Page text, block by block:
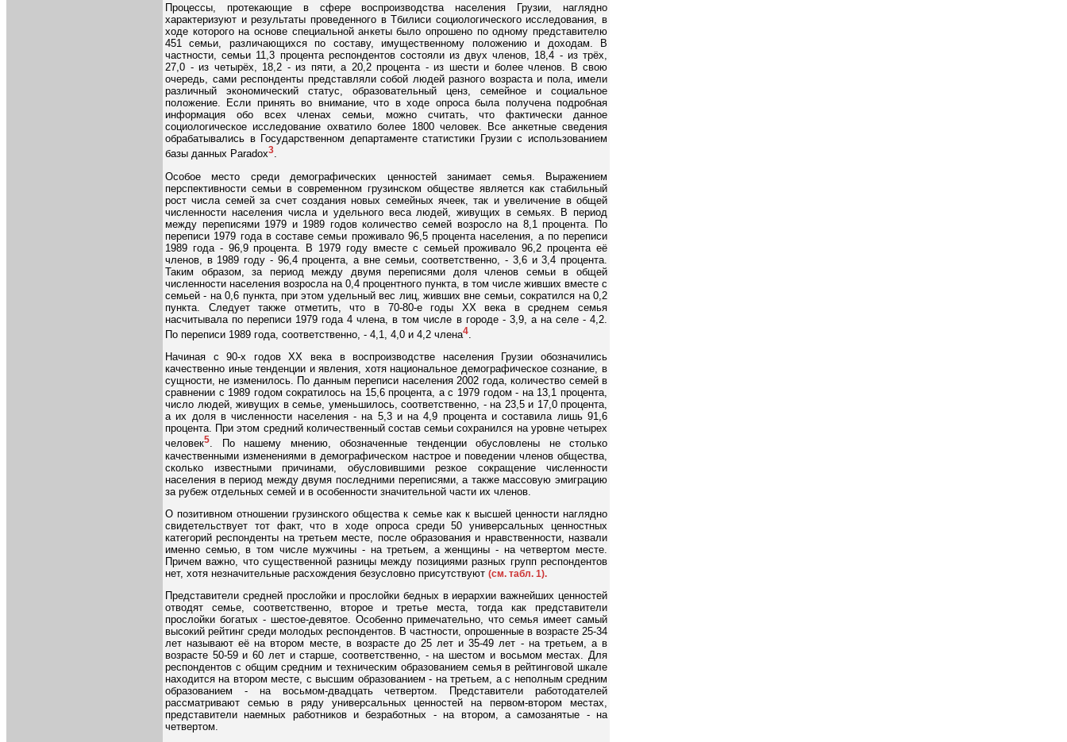
Процессы, протекающие в сфере воспроизводства населения Грузии, наглядно
характеризуют и результаты проведенного в Тбилиси социологического исследования, в
ходе которого на основе специальной анкеты было опрошено по одному представителю
451 семьи, различающихся по составу, имущественному положению и доходам. В
частности, семьи 11,3 процента респондентов состояли из двух членов, 18,4 - из трёх,
27,0 - из четырёх, 18,2 - из пяти, а 20,2 процента - из шести и более членов. В свою
очередь, сами респонденты представляли собой людей разного возраста и пола, имели
различный экономический статус, образовательный ценз, семейное и социальное
положение. Если принять во внимание, что в ходе опроса была получена подробная
информация обо всех членах семьи, можно считать, что фактически данное
социологическое исследование охватило более 1800 человек. Все анкетные сведения
обрабатывались в Государственном департаменте статистики Грузии с использованием
базы данных Paradox3.
Особое место среди демографических ценностей занимает семья. Выражением
перспективности семьи в современном грузинском обществе является как стабильный
рост числа семей за счет создания новых семейных ячеек, так и увеличение в общей
численности населения числа и удельного веса людей, живущих в семьях. В период
между переписями 1979 и 1989 годов количество семей возросло на 8,1 процента. По
переписи 1979 года в составе семьи проживало 96,5 процента населения, а по переписи
1989 года - 96,9 процента. В 1979 году вместе с семьей проживало 96,2 процента её
членов, в 1989 году - 96,4 процента, а вне семьи, соответственно, - 3,6 и 3,4 процента.
Таким образом, за период между двумя переписями доля членов семьи в общей
численности населения возросла на 0,4 процентного пункта, в том числе живших вместе с
семьей - на 0,6 пункта, при этом удельный вес лиц, живших вне семьи, сократился на 0,2
пункта. Следует также отметить, что в 70-80-е годы XX века в среднем семья
насчитывала по переписи 1979 года 4 члена, в том числе в городе - 3,9, а на селе - 4,2.
По переписи 1989 года, соответственно, - 4,1, 4,0 и 4,2 члена4.
Начиная с 90-х годов XX века в воспроизводстве населения Грузии обозначились
качественно иные тенденции и явления, хотя национальное демографическое сознание, в
сущности, не изменилось. По данным переписи населения 2002 года, количество семей в
сравнении с 1989 годом сократилось на 15,6 процента, а с 1979 годом - на 13,1 процента,
число людей, живущих в семье, уменьшилось, соответственно, - на 23,5 и 17,0 процента,
а их доля в численности населения - на 5,3 и на 4,9 процента и составила лишь 91,6
процента. При этом средний количественный состав семьи сохранился на уровне четырех
человек5. По нашему мнению, обозначенные тенденции обусловлены не столько
качественными изменениями в демографическом настрое и поведении членов общества,
сколько известными причинами, обусловившими резкое сокращение численности
населения в период между двумя последними переписями, а также массовую эмиграцию
за рубеж отдельных семей и в особенности значительной части их членов.
О позитивном отношении грузинского общества к семье как к высшей ценности наглядно
свидетельствует тот факт, что в ходе опроса среди 50 универсальных ценностных
категорий респонденты на третьем месте, после образования и нравственности, назвали
именно семью, в том числе мужчины - на третьем, а женщины - на четвертом месте.
Причем важно, что существенной разницы между позициями разных групп респондентов
нет, хотя незначительные расхождения безусловно присутствуют (см. табл. 1).
Представители средней прослойки и прослойки бедных в иерархии важнейших ценностей
отводят семье, соответственно, второе и третье места, тогда как представители
прослойки богатых - шестое-девятое. Особенно примечательно, что семья имеет самый
высокий рейтинг среди молодых респондентов. В частности, опрошенные в возрасте 25-34
лет называют её на втором месте, в возрасте до 25 лет и 35-49 лет - на треть­ем, а в
возрасте 50-59 и 60 лет и старше, соответственно, - на шестом и восьмом местах. Для
респондентов с общим средним и техническим образованием семья в рейтинговой шкале
находится на втором месте, с высшим образованием - на третьем, а с неполным средним
образованием - на восьмом-двадцать четвертом. Представители работодателей
рассматривают семью в ряду универсальных ценностей на первом-втором местах,
представители наемных работников и безработных - на втором, а самозанятые - на
четвертом.